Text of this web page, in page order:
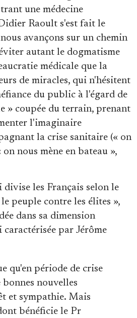
une médecine
Raoult s'est fait le
avançons sur un chemin
autant le dogmatisme
médicale que la
de miracles, qui n'hésitent
du public à l'égard de
» coupée du terrain, prenant
l'imaginaire
la crise sanitaire (« on
nous mène en bateau »,
les Français selon le
peuple contre les élites »,
dans sa dimension
caractérisée par Jérôme
qu'en période de crise
nouvelles
et sympathie. Mais
bénéficie le Pr